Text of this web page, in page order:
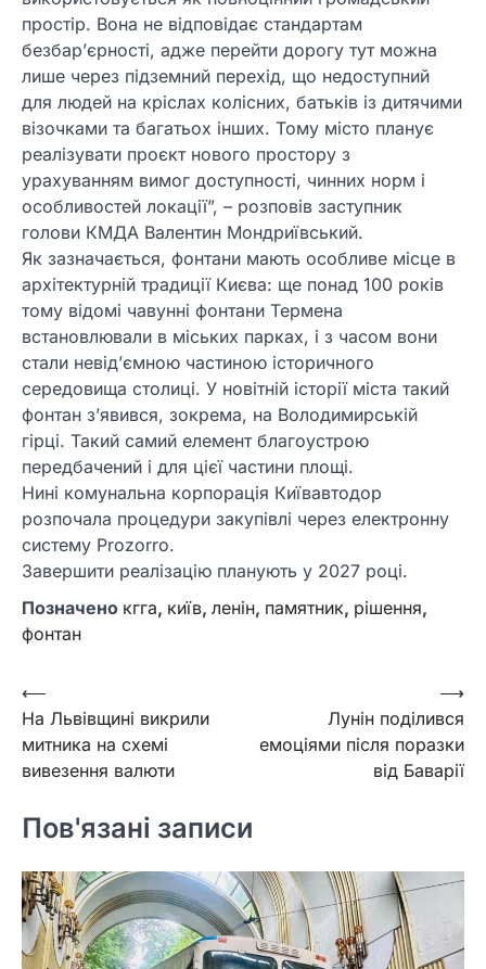
простір. Вона не відповідає стандартам
безбарʼєрності, адже перейти дорогу тут можна
лише через підземний перехід, що недоступний
для людей на кріслах колісних, батьків із дитячими
візочками та багатьох інших. Тому місто планує
реалізувати проєкт нового простору з
урахуванням вимог доступності, чинних норм і
особливостей локації”, – розповів заступник
голови КМДА Валентин Мондриївський.
Як зазначається, фонтани мають особливе місце в
архітектурній традиції Києва: ще понад 100 років
тому відомі чавунні фонтани Термена
встановлювали в міських парках, і з часом вони
стали невід’ємною частиною історичного
середовища столиці. У новітній історії міста такий
фонтан з’явився, зокрема, на Володимирській
гірці. Такий самий елемент благоустрою
передбачений і для цієї частини площі.
Нині комунальна корпорація Київавтодор
розпочала процедури закупівлі через електронну
систему Prozorro.
Завершити реалізацію планують у 2027 році.
Позначено кгга, київ, ленін, памятник, рішення,
фонтан
Навігація
записів
⟵
На Львівщині викрили
митника на схемі
вивезення валюти
Лунін поділився
емоціями після поразки
від Баварії
⟶
Пов'язані записи